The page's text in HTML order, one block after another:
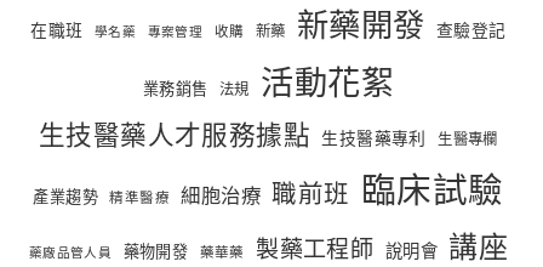
在職班 學名藥 專案管理 收購 新藥 新藥開發 查驗登記
業務銷售 法規 活動花絮
生技醫藥人才服務據點 生技醫藥專利 生醫專欄
產業趨勢 精準醫療 細胞治療 職前班 臨床試驗
藥廠品管人員 藥物開發 藥華藥 製藥工程師 說明會 講座